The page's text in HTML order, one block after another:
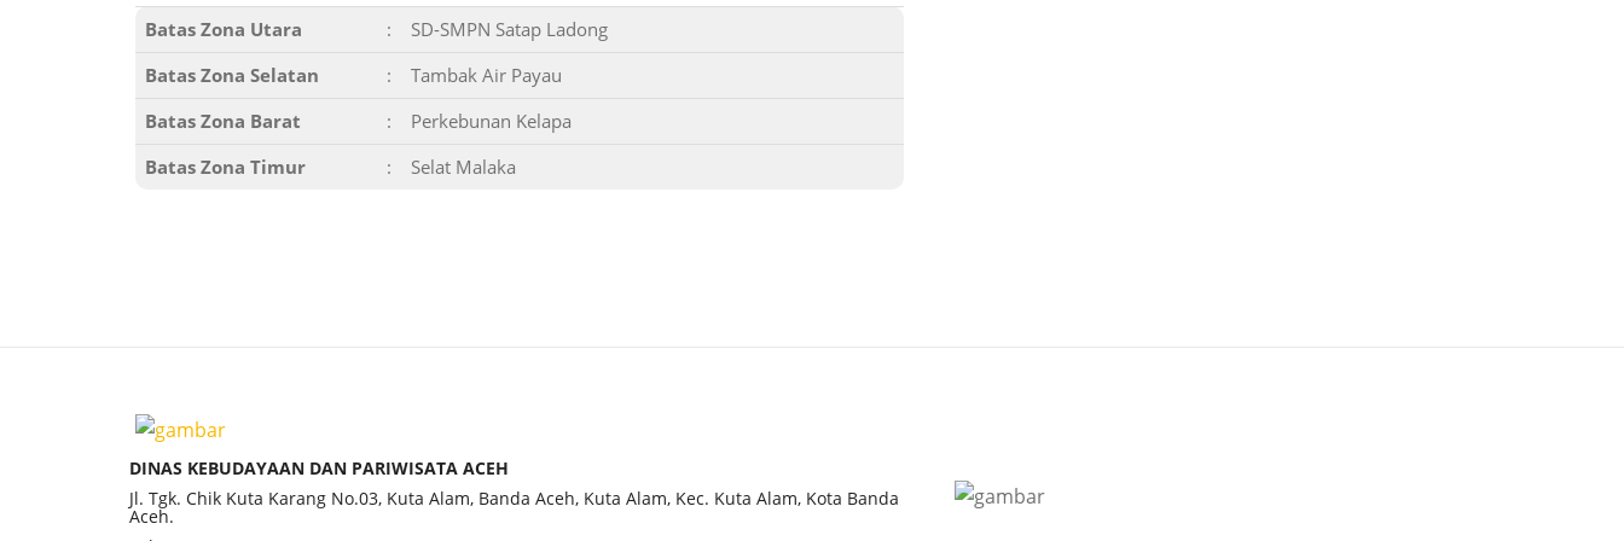
Batas Zona Utara :
SD-SMPN Satap Ladong
Batas Zona Selatan
:
Tambak Air Payau
Batas Zona Barat
:
Perkebunan Kelapa
Batas Zona Timur
: Selat Malaka
DINAS KEBUDAYAAN DAN PARIWISATA ACEH
Jl. Tgk. Chik Kuta Karang No.03, Kuta Alam, Banda Aceh, Kuta Alam, Kec. Kuta Alam, Kota Banda
Aceh.